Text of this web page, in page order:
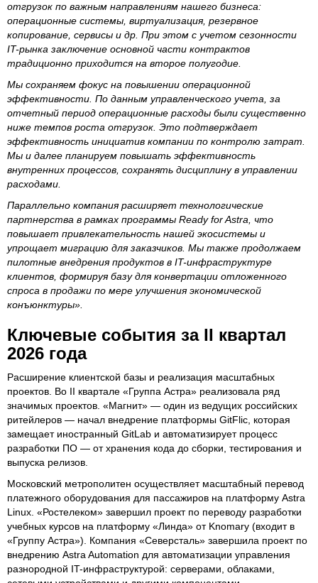
отгрузок по важным направлениям нашего бизнеса:
операционные системы, виртуализация, резервное
копирование, сервисы и др. При этом с учетом сезонности
IT-рынка заключение основной части контрактов
традиционно приходится на второе полугодие.
Мы сохраняем фокус на повышении операционной
эффективности. По данным управленческого учета, за
отчетный период операционные расходы были существенно
ниже темпов роста отгрузок. Это подтверждает
эффективность инициатив компании по контролю затрат.
Мы и далее планируем повышать эффективность
внутренних процессов, сохранять дисциплину в управлении
расходами.
Параллельно компания расширяет технологические
партнерства в рамках программы Ready for Astra, что
повышает привлекательность нашей экосистемы и
упрощает миграцию для заказчиков. Мы также продолжаем
пилотные внедрения продуктов в IT-инфраструктуре
клиентов, формируя базу для конвертации отложенного
спроса в продажи по мере улучшения экономической
конъюнктуры».
Ключевые события за II квартал
2026 года
Расширение клиентской базы и реализация масштабных
проектов. Во II квартале «Группа Астра» реализовала ряд
значимых проектов. «Магнит» — один из ведущих российских
ритейлеров — начал внедрение платформы GitFlic, которая
замещает иностранный GitLab и автоматизирует процесс
разработки ПО — от хранения кода до сборки, тестирования и
выпуска релизов.
Московский метрополитен осуществляет масштабный перевод
платежного оборудования для пассажиров на платформу Astra
Linux. «Ростелеком» завершил проект по переводу разработки
учебных курсов на платформу «Линда» от Knomary (входит в
«Группу Астра»). Компания «Северсталь» завершила проект по
внедрению Astra Automation для автоматизации управления
разнородной IT-инфраструктурой: серверами, облаками,